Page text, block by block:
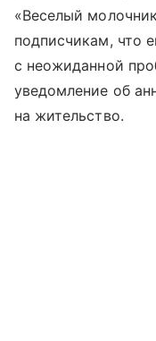
«Веселый
подписчикам, что
с неожиданной
уведомление об
на жительство.